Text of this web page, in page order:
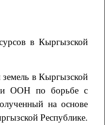
в Кыргызской
земель в Кыргызской
ООН по борьбе с
на основе
Республике.